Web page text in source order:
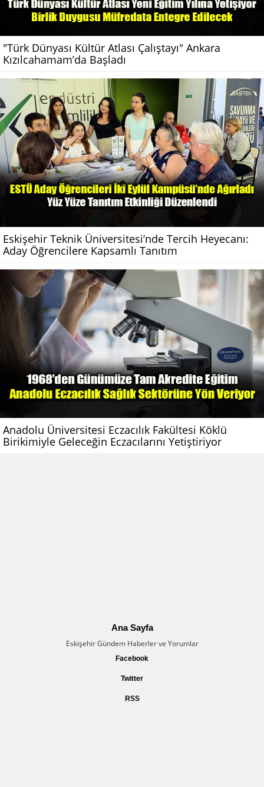
"Türk Dünyası Kültür Atlası Çalıştayı" Ankara
Kızılcahamam’da Başladı
Eskişehir Teknik Üniversitesi’nde Tercih Heyecanı:
Aday Öğrencilere Kapsamlı Tanıtım
Anadolu Üniversitesi Eczacılık Fakültesi Köklü
Birikimiyle Geleceğin Eczacılarını Yetiştiriyor
Ana Sayfa
Eskişehir Gündem Haberler ve Yorumlar
Facebook
Twitter
RSS